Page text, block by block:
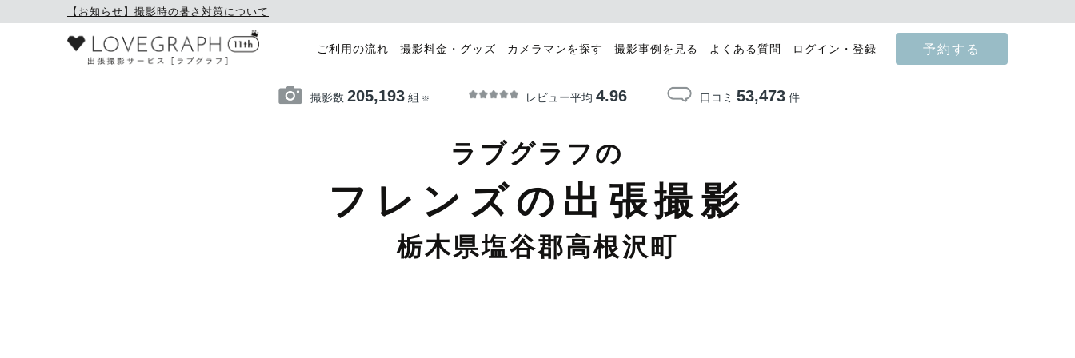
【お知らせ】撮影時の暑さ対策について
ご利用の流れ 撮影料金・グッズ カメラマンを探す 撮影事例を見る よくある質問 ログイン・登録 予約する
撮影数 205,193組 ※ レビュー平均 4.96 口コミ 53,473件
ラブグラフの
フレンズの出張撮影
栃木県塩谷郡高根沢町